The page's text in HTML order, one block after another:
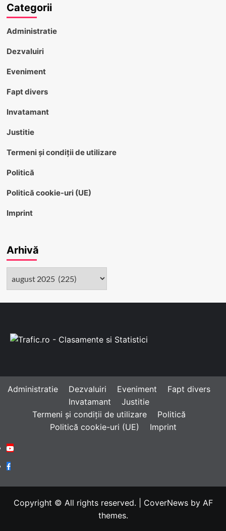
Categorii
Administratie
Dezvaluiri
Eveniment
Fapt divers
Invatamant
Justitie
Termeni și condiții de utilizare
Politică
Politică cookie-uri (UE)
Imprint
Arhivă
Administratie Dezvaluiri Eveniment
Fapt divers
Invatamant
Justitie
Termeni și condiții de utilizare
Politică
Politică cookie-uri (UE)
Imprint
Youtube
Facebook
Copyright © All rights reserved. CoverNewsby AF
themes.